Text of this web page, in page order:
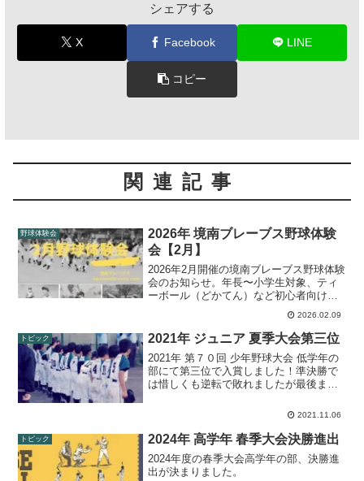
シェアする
X Facebook LINE
コピー
関連記事
野球体験会
2026年 境南ブレーブス野球体験
会【2月】
2026年2月開催の境南ブレーブス野球体験
会のお知らせ。年長〜小学生対象、ティ
ーボール（どかてん）など初心者向けメ
ニューを用意。男女・新1年生大歓迎！
2026.02.09
トピック 2021年 ジュニア 夏季大会第三位
2021年 第７０回 少年野球大会 低学年の
部にて第三位で入賞しました！準決勝で
は惜しくも逆転で敗れましたが最後まで
2021.11.06
トピック 2024年 高学年 春季大会決勝進出
2024年度の春季大会高学年の部、決勝進
出が決まりました。